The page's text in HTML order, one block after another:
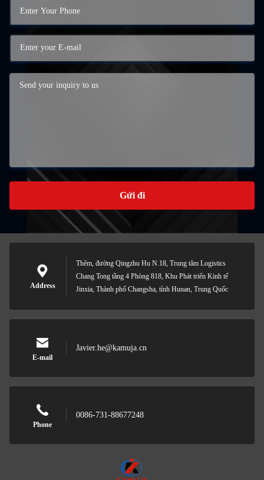
Gửi đi
Address
Thêm, đường Qingzhu Hu N.18, Trung tâm Logistics
Chang Tong tầng 4 Phòng 818, Khu Phát triển Kinh tế
Jinxia, Thành phố Changsha, tỉnh Hunan, Trung Quốc
E-mail
Javier.he@kamuja.cn
Phone
0086-731-88677248